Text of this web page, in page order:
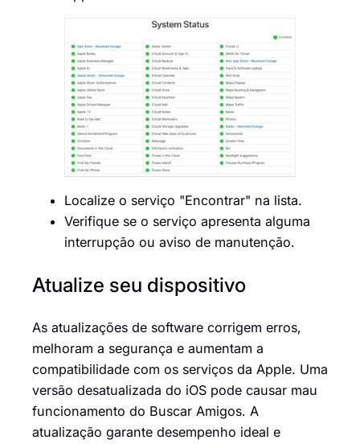
Localize o serviço "Encontrar" na lista.
Verifique se o serviço apresenta alguma
interrupção ou aviso de manutenção.
Atualize seu dispositivo
As atualizações de software corrigem erros,
melhoram a segurança e aumentam a
compatibilidade com os serviços da Apple. Uma
versão desatualizada do iOS pode causar mau
funcionamento do Buscar Amigos. A
atualização garante desempenho ideal e